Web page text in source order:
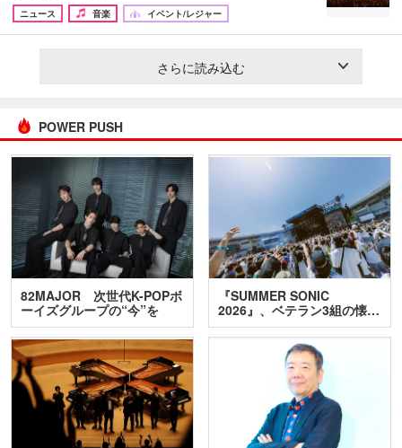
ニュース
音楽 イベント/レジャー
さらに読み込む
POWER PUSH
82MAJOR 次世代K-POPボ
ーイズグループの“今”を
訊…
『SUMMER SONIC
2026』、ベテラン3組の懐…